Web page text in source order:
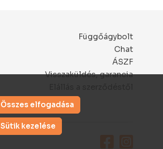
Függőágybolt
Chat
ÁSZF
Visszaküldés, garancia
Összes elfogadása
Sütik kezelése